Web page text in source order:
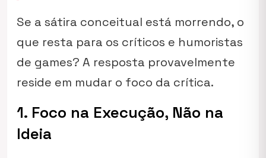
Se a sátira conceitual está morrendo, o
que resta para os críticos e humoristas
de games? A resposta provavelmente
reside em mudar o foco da crítica.
1. Foco na Execução, Não na
Ideia